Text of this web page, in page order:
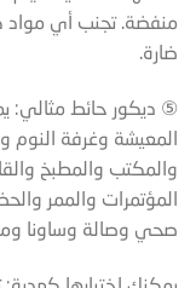
منفضة. تجنب أي مواد
ضارة.
⑤ ديكور حائط مثالي:
المعيشة وغرفة
والمكتب والمطبخ
المؤتمرات والممر
صحي وصالة وساونا